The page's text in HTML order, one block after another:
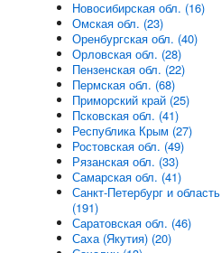
Новосибирская обл. (16)
Омская обл. (23)
Оренбургская обл. (40)
Орловская обл. (28)
Пензенская обл. (22)
Пермская обл. (68)
Приморский край (25)
Псковская обл. (41)
Республика Крым (27)
Ростовская обл. (49)
Рязанская обл. (33)
Самарская обл. (41)
Санкт-Петербург и область
(191)
Саратовская обл. (46)
Саха (Якутия) (20)